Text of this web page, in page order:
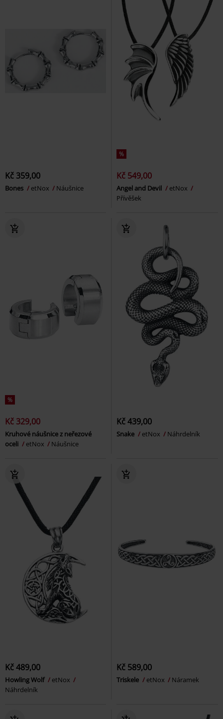
Kč 359,00
Bones etNox Náušnice
%
Kč 549,00
Angel and Devil
etNox
Přívěšek
%
Kč 329,00
Kruhové náušnice z neřezové
oceli
etNox Náušnice
Kč 439,00
Snake etNox Náhrdelník
Kč 489,00
Howling Wolf
etNox
Náhrdelník
Kč 589,00
Triskele etNox Náramek